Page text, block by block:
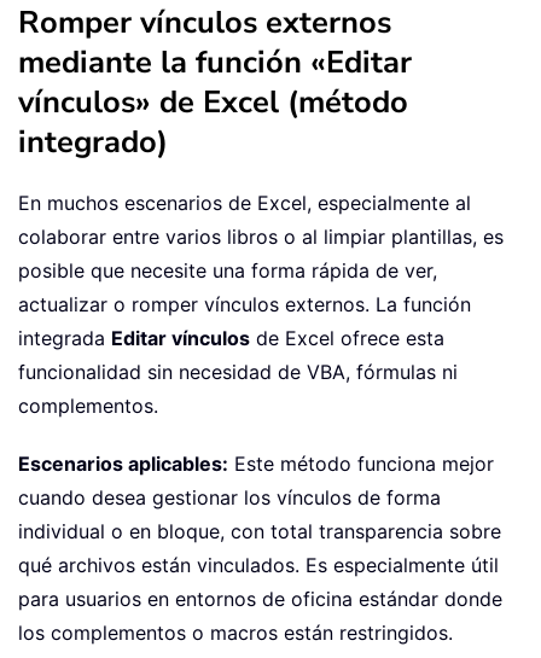
Romper vínculos externos
mediante la función «Editar
vínculos» de Excel (método
integrado)
En muchos escenarios de Excel, especialmente al
colaborar entre varios libros o al limpiar plantillas, es
posible que necesite una forma rápida de ver,
actualizar o romper vínculos externos. La función
integrada Editar vínculos de Excel ofrece esta
funcionalidad sin necesidad de VBA, fórmulas ni
complementos.
Escenarios aplicables: Este método funciona mejor
cuando desea gestionar los vínculos de forma
individual o en bloque, con total transparencia sobre
qué archivos están vinculados. Es especialmente útil
para usuarios en entornos de oficina estándar donde
los complementos o macros están restringidos.